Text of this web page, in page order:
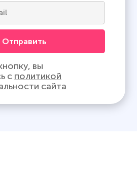
Отправить
вы
с политикой
сайта